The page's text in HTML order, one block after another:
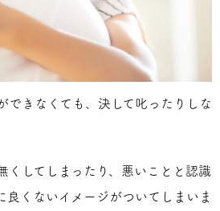
できなくても、決して叱ったりしな
くしてしまったり、悪いことと認識
良くないイメージがついてしまいま